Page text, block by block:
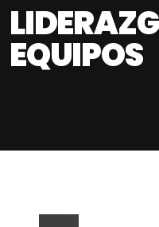
EQUIPOS